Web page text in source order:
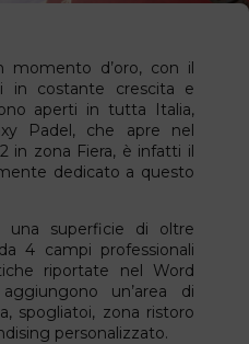
momento d’oro, con il
in costante crescita e
aperti in tutta Italia,
Padel, che apre nel
in zona Fiera, è infatti il
dedicato a questo
una superficie di oltre
4 campi professionali
riportate nel Word
un’area di
spogliatoi, zona ristoro
personalizzato.